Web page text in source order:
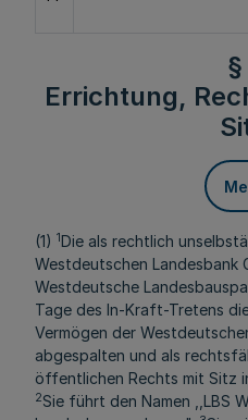
§
Errichtung,
(1) 1Die als rechtlich
Westdeutschen Landesbank
Westdeutsche
Tage des In-Kraft-Tretens
Vermögen der
abgespalten und als
öffentlichen Rechts mit Sitz
2Sie führt den Namen ,,LBS